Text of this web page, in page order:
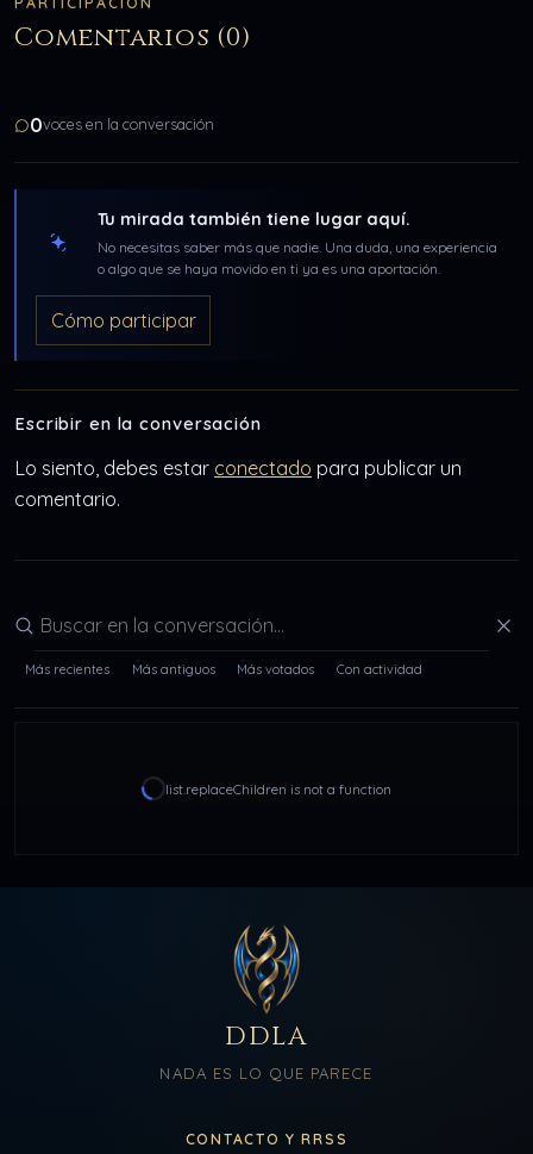
Comentarios (0)
0voces en la conversación
Tu mirada también tiene lugar aquí.
No necesitas saber más que nadie. Una duda, una experiencia
o algo que se haya movido en ti ya es una aportación.
Cómo participar
Escribir en la conversación
Lo siento, debes estar conectado para publicar un
comentario.
Buscar en la conversación
Más recientes Más antiguos Más votados Con actividad
list.replaceChildren is not a function
DDLA
NADA ES LO QUE PARECE
CONTACTO Y RRSS